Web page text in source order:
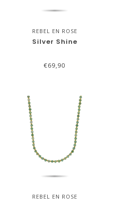
REBEL EN ROSE
Silver Shine
€69,90
REBEL EN ROSE